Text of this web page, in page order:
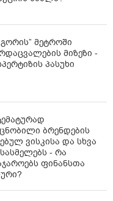
მეტროში
მიზეზი -
პასუხი
ბრენდების
ვისკისა და სხვა
- რა
ფინანსთა